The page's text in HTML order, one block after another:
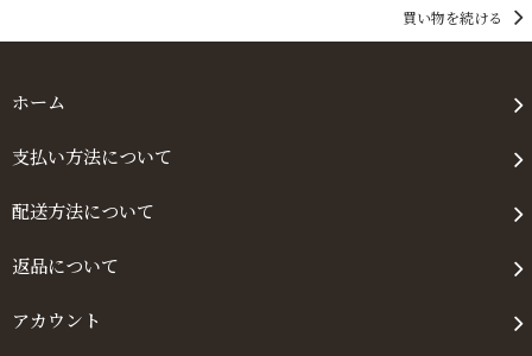
買い物を続ける
ホーム
支払い方法について
配送方法について
返品について
アカウント